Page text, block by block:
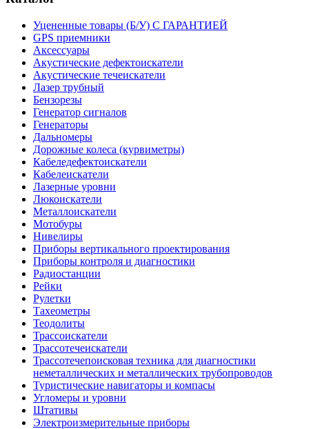
Уцененные товары (Б/У) С ГАРАНТИЕЙ
GPS приемники
Аксессуары
Акустические дефектоискатели
Акустические течеискатели
Лазер трубный
Бензорезы
Генератор сигналов
Генераторы
Дальномеры
Дорожные колеса (курвиметры)
Кабеледефектоискатели
Кабелеискатели
Лазерные уровни
Люкоискатели
Металлоискатели
Мотобуры
Нивелиры
Приборы вертикального проектирования
Приборы контроля и диагностики
Радиостанции
Рейки
Рулетки
Тахеометры
Теодолиты
Трассоискатели
Трассотечеискатели
Трассотечепоисковая техника для диагностики
неметаллических и металлических трубопроводов
Туристические навигаторы и компасы
Угломеры и уровни
Штативы
Электроизмерительные приборы